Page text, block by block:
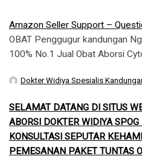
Amazon Seller Support –
OBAT Penggugur kandungan
100% No.1 Jual Obat Aborsi
Dokter Widiya Spesialis
SELAMAT DATANG DI SITUS
ABORSI DOKTER WIDIYA
KONSULTASI SEPUTAR
PEMESANAN PAKET TUNTAS